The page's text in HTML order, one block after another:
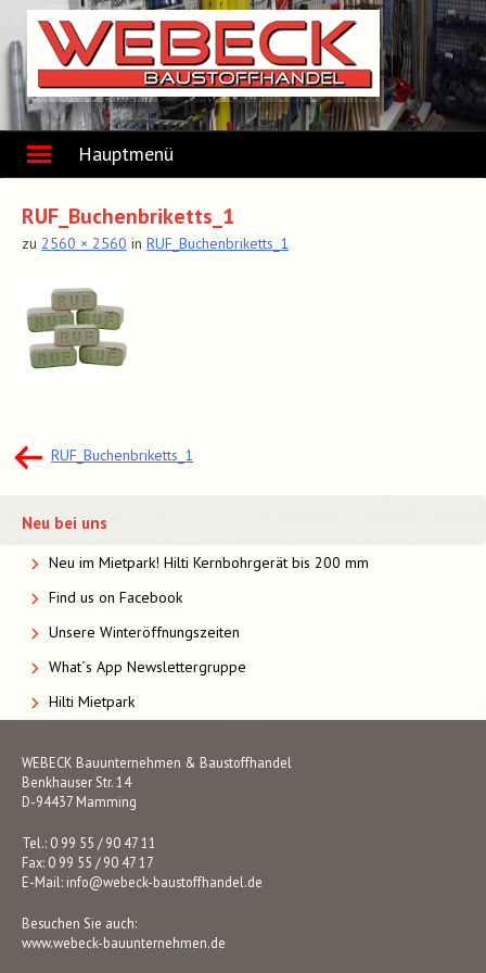
content
Hauptmenü
RUF_Buchenbriketts_1
zu 2560 × 2560 in RUF_Buchenbriketts_1
Beitragsnavigation
RUF_Buchenbriketts_1
Neu bei uns
Neu im Mietpark! Hilti Kernbohrgerät bis 200 mm
Find us on Facebook
Unsere Winteröffnungszeiten
What´s App Newslettergruppe
Hilti Mietpark
WEBECK Bauunternehmen & Baustoffhandel
Benkhauser Str. 14
D-94437 Mamming
Tel.: 0 99 55 / 90 47 11
Fax: 0 99 55 / 90 47 17
E-Mail: info@webeck-baustoffhandel.de
Besuchen Sie auch:
www.webeck-bauunternehmen.de